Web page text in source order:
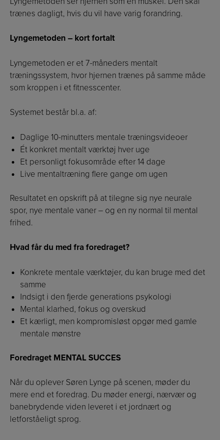
trænes dagligt, hvis du vil have varig forandring.
Lyngemetoden – kort fortalt
Lyngemetoden er et 7-måneders mentalt
træningssystem, hvor hjernen trænes på samme måde
som kroppen i et fitnesscenter.
Systemet består bl.a. af:
Daglige 10-minutters mentale træningsvideoer
Ét konkret mentalt værktøj hver uge
Et personligt fokusområde efter 14 dage
Live mentaltræning flere gange om ugen
Resultatet en opskrift på at tilegne sig nye neurale
spor, nye mentale vaner – og en ny normal til mental
frihed.
Hvad får du med fra foredraget?
Konkrete mentale værktøjer, du kan bruge med det
samme
Indsigt i den fjerde generations psykologi
Mental klarhed, fokus og overskud
Et kærligt, men kompromisløst opgør med gamle
mentale mønstre
Foredraget MENTAL SUCCES
Når du oplever Søren Lynge på scenen, møder du
mere end et foredrag. Du møder energi, nærvær og
banebrydende viden leveret i et jordnært og
letforståeligt sprog.